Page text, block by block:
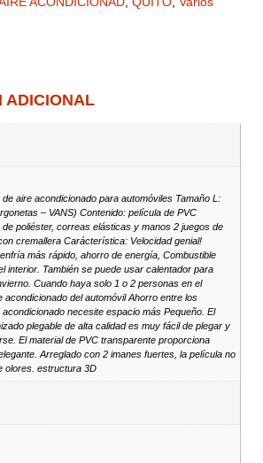
ADICIONAL
aire acondicionado para automóviles Tamaño L:
– VANS) Contenido: película de PVC
poliéster, correas elásticas y manos 2 juegos de
cremallera Carácterística: Velocidad genial!
más rápido, ahorro de energía, Combustible
interior. También se puede usar calentador para
Cuando haya solo 1 o 2 personas en el
acondicionado del automóvil Ahorro entre los
necesite espacio más Pequeño. El
plegable de alta calidad es muy fácil de plegar y
El material de PVC transparente proporciona
Arreglado con 2 imanes fuertes, la película no
olores. estructura 3D